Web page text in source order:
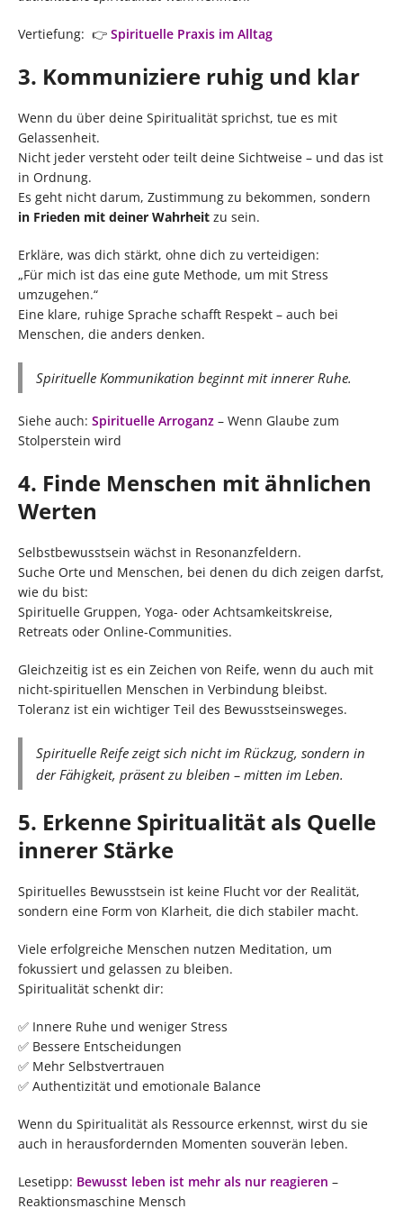
Vertiefung: 👉 Spirituelle Praxis im Alltag
3. Kommuniziere ruhig und klar
Wenn du über deine Spiritualität sprichst, tue es mit
Gelassenheit.
Nicht jeder versteht oder teilt deine Sichtweise – und das ist
in Ordnung.
Es geht nicht darum, Zustimmung zu bekommen, sondern
in Frieden mit deiner Wahrheit zu sein.
Erkläre, was dich stärkt, ohne dich zu verteidigen:
„Für mich ist das eine gute Methode, um mit Stress
umzugehen.“
Eine klare, ruhige Sprache schafft Respekt – auch bei
Menschen, die anders denken.
Spirituelle Kommunikation beginnt mit innerer Ruhe.
Siehe auch: Spirituelle Arroganz – Wenn Glaube zum
Stolperstein wird
4. Finde Menschen mit ähnlichen
Werten
Selbstbewusstsein wächst in Resonanzfeldern.
Suche Orte und Menschen, bei denen du dich zeigen darfst,
wie du bist:
Spirituelle Gruppen, Yoga- oder Achtsamkeitskreise,
Retreats oder Online-Communities.
Gleichzeitig ist es ein Zeichen von Reife, wenn du auch mit
nicht-spirituellen Menschen in Verbindung bleibst.
Toleranz ist ein wichtiger Teil des Bewusstseinsweges.
Spirituelle Reife zeigt sich nicht im Rückzug, sondern in
der Fähigkeit, präsent zu bleiben – mitten im Leben.
5. Erkenne Spiritualität als Quelle
innerer Stärke
Spirituelles Bewusstsein ist keine Flucht vor der Realität,
sondern eine Form von Klarheit, die dich stabiler macht.
Viele erfolgreiche Menschen nutzen Meditation, um
fokussiert und gelassen zu bleiben.
Spiritualität schenkt dir:
✅ Innere Ruhe und weniger Stress
✅ Bessere Entscheidungen
✅ Mehr Selbstvertrauen
✅ Authentizität und emotionale Balance
Wenn du Spiritualität als Ressource erkennst, wirst du sie
auch in herausfordernden Momenten souverän leben.
Lesetipp: Bewusst leben ist mehr als nur reagieren –
Reaktionsmaschine Mensch